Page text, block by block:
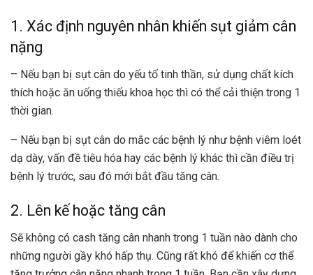
1. Xác định nguyên nhân khiến sụt giảm cân
nặng
– Nếu bạn bị sụt cân do yếu tố tinh thần, sử dụng chất kích
thích hoặc ăn uống thiếu khoa học thì có thể cải thiện trong 1
thời gian.
– Nếu bạn bị sụt cân do mắc các bệnh lý như bệnh viêm loét
dạ dày, vấn đề tiêu hóa hay các bệnh lý khác thì cần điều trị
bệnh lý trước, sau đó mới bắt đầu tăng cân.
2. Lên kế hoặc tăng cân
Sẽ không có cash tăng cân nhanh trong 1 tuần nào dành cho
những người gầy khó hấp thụ. Cũng rất khó để khiến cơ thể